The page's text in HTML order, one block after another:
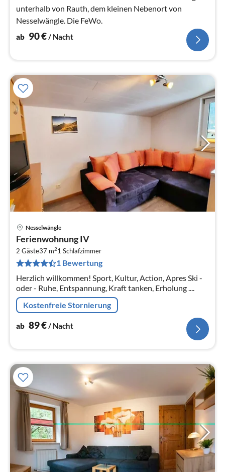
unterhalb von Rauth, dem kleinen Nebenort von
Nesselwängle. Die FeWo.
ab 90€/ Nacht
Nesselwängle
Ferienwohnung IV
2 Gäste37 m21 Schlafzimmer
1 Bewertung
Herzlich willkommen! Sport, Kultur, Action, Apres Ski -
oder - Ruhe, Entspannung, Kraft tanken, Erholung ....
Kostenfreie Stornierung
ab 89€/ Nacht